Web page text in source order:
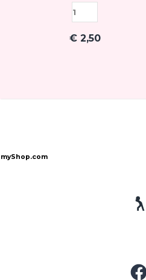
langer gebruikt kan worden
€ 2,50
myShop.com